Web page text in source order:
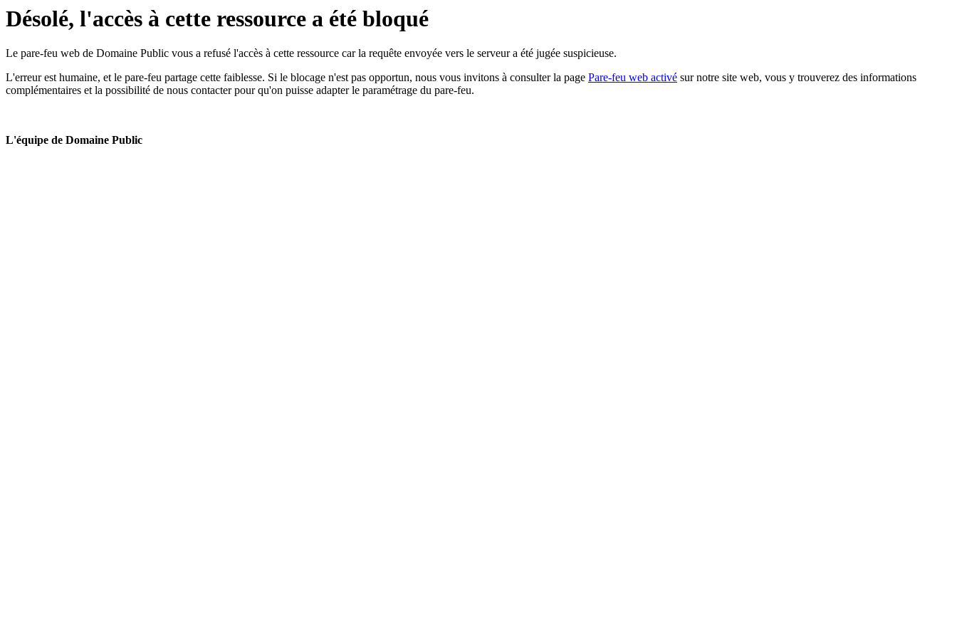
Désolé, l'accès à cette ressource a été bloqué
Le pare-feu web de Domaine Public vous a refusé l'accès à cette ressource car la requête envoyée vers le serveur a été jugée suspicieuse.
L'erreur est humaine, et le pare-feu partage cette faiblesse. Si le blocage n'est pas opportun, nous vous invitons à consulter la page Pare-feu web activé sur notre site web, vous y trouverez des informations
complémentaires et la possibilité de nous contacter pour qu'on puisse adapter le paramétrage du pare-feu.
L'équipe de Domaine Public